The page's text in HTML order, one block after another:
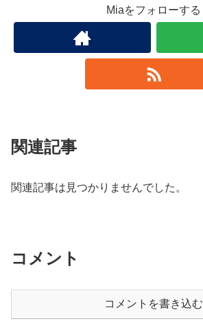
Miaをフォローする
関連記事
関連記事は見つかりませんでした。
コメント
コメントを書き込む